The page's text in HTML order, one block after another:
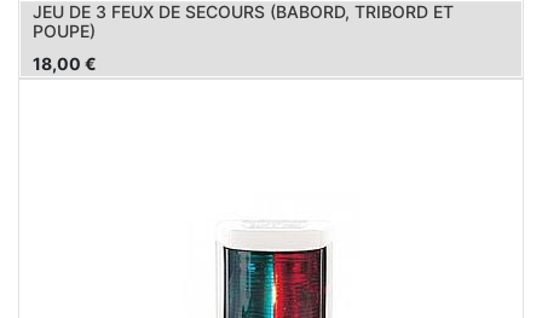
JEU DE 3 FEUX DE SECOURS (BABORD, TRIBORD ET
POUPE)
18,00 €